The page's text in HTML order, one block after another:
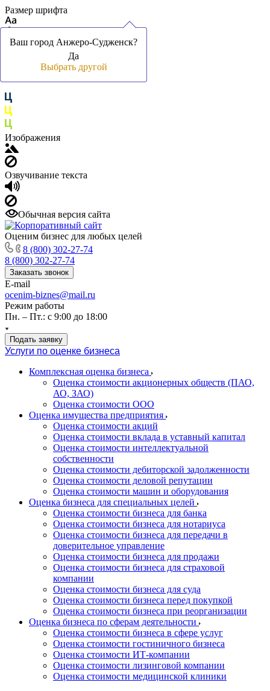
Размер шрифта
Цвет фона и шрифта
Изображения
Озвучивание текста
Обычная версия сайта
Оценим бизнес для любых целей
8 (800) 302-27-74
8 (800) 302-27-74
Заказать звонок
E-mail
ocenim-biznes@mail.ru
Режим работы
Пн. – Пт.: с 9:00 до 18:00
Подать заявку
Услуги по оценке бизнеса
Комплексная оценка бизнеса
Оценка стоимости акционерных обществ (ПАО,
АО, ЗАО)
Оценка стоимости ООО
Оценка имущества предприятия
Оценка стоимости акций
Оценка стоимости вклада в уставный капитал
Оценка стоимости интеллектуальной
собственности
Оценка стоимости дебиторской задолженности
Оценка стоимости деловой репутации
Оценка стоимости машин и оборудования
Оценка бизнеса для специальных целей
Оценка стоимости бизнеса для банка
Оценка стоимости бизнеса для нотариуса
Оценка стоимости бизнеса для передачи в
доверительное управление
Оценка стоимости бизнеса для продажи
Оценка стоимости бизнеса для страховой
компании
Оценка стоимости бизнеса для суда
Оценка стоимости бизнеса перед покупкой
Оценка стоимости бизнеса при реорганизации
Оценка бизнеса по сферам деятельности
Оценка стоимости бизнеса в сфере услуг
Оценка стоимости гостиничного бизнеса
Оценка стоимости ИТ-компании
Оценка стоимости лизинговой компании
Оценка стоимости медицинской клиники
Ваш город Анжеро-Судженск?
Да
Выбрать другой
Ваш город Анжеро-Судженск?
Да
Выбрать другой